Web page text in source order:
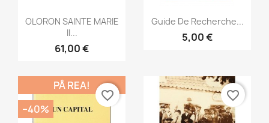
Snabbvy
OLORON SAINTE MARIE
II...
61,00 €
Snabbvy
Guide De Recherche...
5,00 €
PÅ REA!
−40%
favorite_border favorite_border